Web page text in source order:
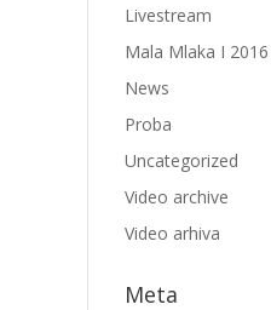
Livestream
Mala Mlaka I 2016
News
Proba
Uncategorized
Video archive
Video arhiva
Meta